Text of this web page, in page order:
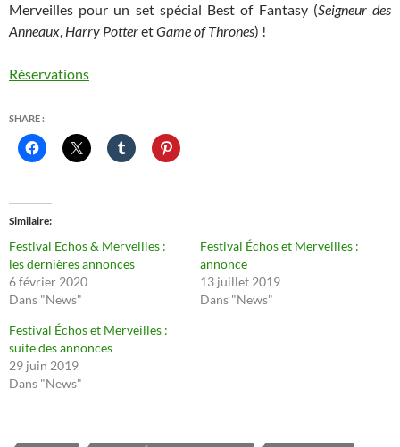
Merveilles pour un set spécial Best of Fantasy (Seigneur des
Anneaux, Harry PotteretGame of Thrones) !
Réservations
SHARE :
Similaire
Festival Echos & Merveilles :
les dernières annonces
6 février 2020
Dans "News"
Festival Échos et Merveilles :
annonce
13 juillet 2019
Dans "News"
Festival Échos et Merveilles :
suite des annonces
29 juin 2019
Dans "News"